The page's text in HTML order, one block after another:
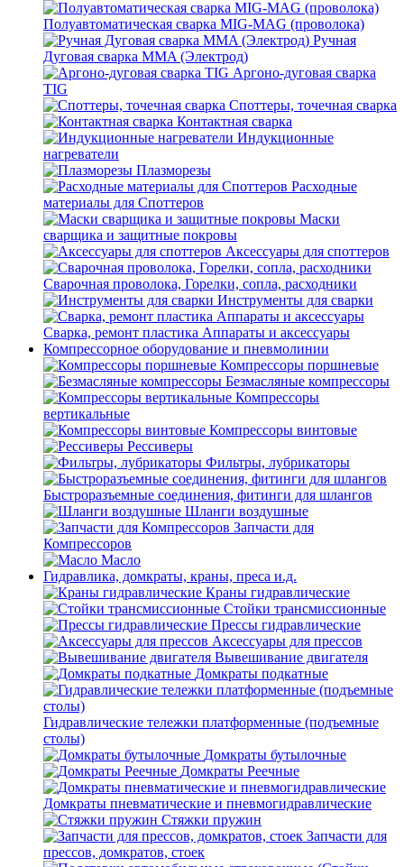
Полуавтоматическая сварка MIG-MAG (проволока)
Ручная
Дуговая сварка MMA (Электрод)
Аргоно-дуговая сварка
TIG
Споттеры, точечная сварка
Контактная сварка
Индукционные
нагреватели
Плазморезы
Расходные
материалы для Споттеров
Маски
сварщика и защитные покровы
Аксессуары для споттеров
Сварочная проволока, Горелки, сопла, расходники
Инструменты для сварки
Сварка, ремонт пластика Аппараты и аксессуары
Компрессорное оборудование и пневмолинии
Компрессоры поршневые
Безмасляные компрессоры
Компрессоры
вертикальные
Компрессоры винтовые
Рессиверы
Фильтры, лубрикаторы
Быстроразъемные соединения, фитинги для шлангов
Шланги воздушные
Запчасти для
Компрессоров
Масло
Гидравлика, домкраты, краны, преса и.д.
Краны гидравлические
Стойки трансмиссионные
Прессы гидравлические
Аксессуары для прессов
Вывешивание двигателя
Домкраты подкатные
Гидравлические тележки платформенные (подъемные
столы)
Домкраты бутылочные
Домкраты Реечные
Домкраты пневматические и пневмогидравлические
Стяжки пружин
Запчасти для
прессов, домкратов, стоек